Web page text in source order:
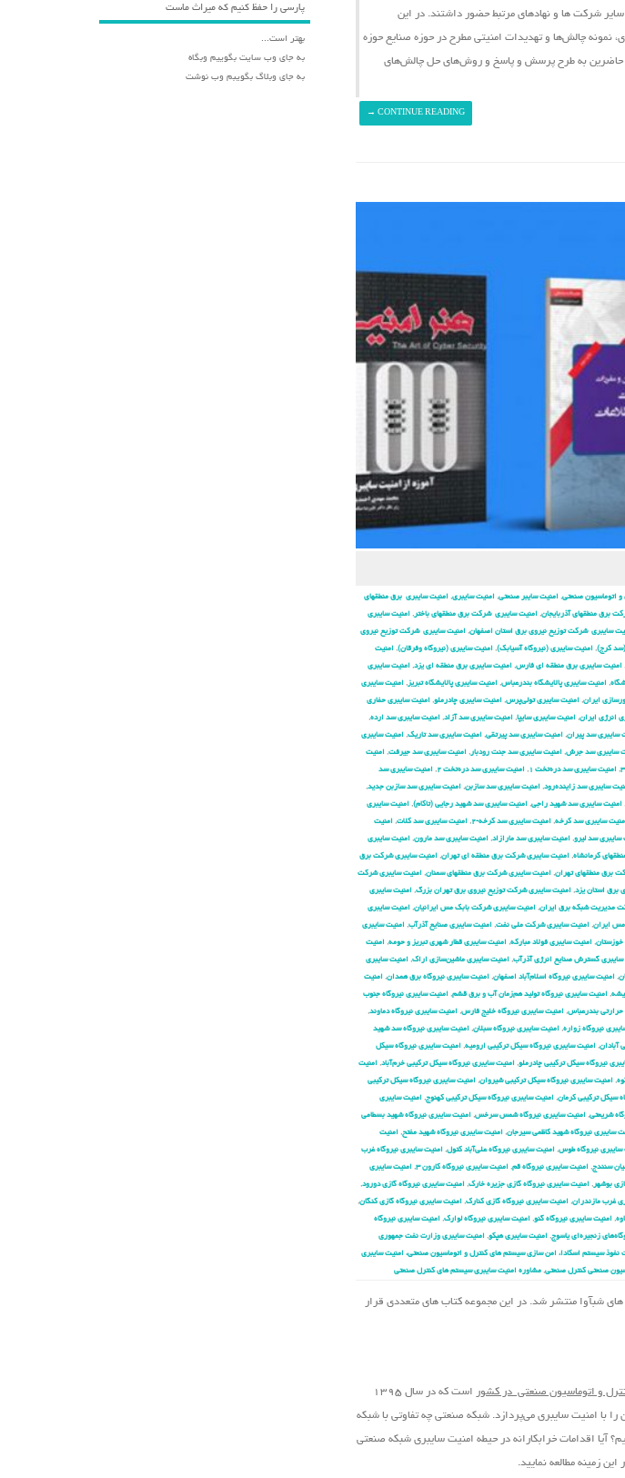
شرکت ها و نهادهای مرتبط حضور داشتند. در این
نمونه چالش‌ها و تهدیدات امنیتی مطرح در حوزه صنایع حوزه
حاضرین به طرح پرسش و پاسخ و روش‌های حل چالش‌های
CONTINUE READING
→
اتوماسیون صنعتی, امنیت سایبر صنعتی, امنیت سایبری, امنیت سایبری برق منطقهای
برق منطقهای آذربایجان, امنیت سایبری شركت برق منطقهای باختر , امنیت سایبری
سایبری شركت توزیع نیروی برق استان اصفهان, امنیت سایبری شركت توزیع نیروی
(سد کرج), امنیت سایبری (نیروگاه آسیابک), امنیت سایبری (نیروگاه وفرقان), امنیت
, امنیت سایبری برق منطقه ای فارس, امنیت سایبری برق منطقه ای یزد, امنیت سایبری
, امنیت سایبری پالایشگاه بندرعباس, امنیت سایبری پالایشگاه تبریز , امنیت سایبری
ایران, امنیت سایبری تولی‌پرس, امنیت سایبری چادرملو, امنیت سایبری حفاری
انرژی ایران, امنیت سایبری سایپا, امنیت سایبری سد آزاد, امنیت سایبری سد ارده,
سایبری سد پیران, امنیت سایبری سد پیرتقی, امنیت سایبری سد تاریک, امنیت سایبری
سایبری سد جرش, امنیت سایبری سد جنت رودبار , امنیت سایبری سد جیرفت, امنیت
, امنیت سایبری سد دره‌تخت ۱ , امنیت سایبری سد دره‌تخت ۲ , امنیت سایبری سد
سایبری سد زاینده‌رود, امنیت سایبری سد سازبن, امنیت سایبری سد سازبن جدید,
, امنیت سایبری سد شهید راجی, امنیت سایبری سد شهید رجایی (تاکام), امنیت سایبری
سایبری سد کرخه, امنیت سایبری سد کرخه-۲ , امنیت سایبری سد کلات, امنیت
سایبری سد لیرو, امنیت سایبری سد مارازاد, امنیت سایبری سد مارون, امنیت سایبری
كرمانشاه, امنیت سایبری شركت برق منطقه ای تهران, امنیت سایبری شركت برق
برق منطقهای تهران, امنیت سایبری شركت برق منطقهای سمنان, امنیت سایبری شركت
برق استان یزد, امنیت سایبری شركت توزیع نیروی برق تهران بزرگ, امنیت سایبری
مدیریت شبكه برق ایران, امنیت سایبری شرکت بابک مس ایرانیان, امنیت سایبری
ایران, امنیت سایبری شرکت ملی نفت, امنیت سایبری صنایع آذرآب, امنیت سایبری
خوزستان, امنیت سایبری فولاد مبارکه, امنیت سایبری قطار شهری تبریز و حومه, امنیت
سایبری گسترش صنایع انرژی آذرآب, امنیت سایبری ماشین‌سازی اراک, امنیت سایبری
, امنیت سایبری نیروگاه اسلام‌آباد اصفهان, امنیت سایبری نیروگاه برق همدان, امنیت
, امنیت سایبری نیروگاه تولید هم‌زمان آب و برق قشم, امنیت سایبری نیروگاه جنوب
حرارتی بندرعباس, امنیت سایبری نیروگاه خلیج فارس, امنیت سایبری نیروگاه دماوند,
نیروگاه زواره, امنیت سایبری نیروگاه سبلان, امنیت سایبری نیروگاه سد شهید
آبادان, امنیت سایبری نیروگاه سیکل ترکیبی ارومیه, امنیت سایبری نیروگاه سیکل
نیروگاه سیکل ترکیبی چادرملو, امنیت سایبری نیروگاه سیکل ترکیبی خرم‌آباد, امنیت
, امنیت سایبری نیروگاه سیکل ترکیبی شیروان, امنیت سایبری نیروگاه سیکل ترکیبی
سیکل ترکیبی کرمان, امنیت سایبری نیروگاه سیکل ترکیبی کهنوج, امنیت سایبری
شریعتی, امنیت سایبری نیروگاه شمس سرخس, امنیت سایبری نیروگاه شهید بسطامی
سایبری نیروگاه شهید کاظمی سیرجان, امنیت سایبری نیروگاه شهید مفتح, امنیت
سایبری نیروگاه طوس, امنیت سایبری نیروگاه علی‌آباد کتول, امنیت سایبری نیروگاه غرب
سنندج, امنیت سایبری نیروگاه قم, امنیت سایبری نیروگاه کارون ۳ , امنیت سایبری
بوشهر , امنیت سایبری نیروگاه گازی جزیره خارک, امنیت سایبری نیروگاه گازی دورود,
غرب مازندران, امنیت سایبری نیروگاه گازی کنارک, امنیت سایبری نیروگاه گازی کنگان,
, امنیت سایبری نیروگاه گنو, امنیت سایبری نیروگاه لوارک, امنیت سایبری نیروگاه
زنجیره‌ای یاسوج, امنیت سایبری هپکو, امنیت سایبری وزارت نفت جمهوری
سیستم اسکادا، امن سازی سیستم های کنترل و اتوماسیون صنعتی، امنیت سایبری
صنعتی کنترل صنعتی, مشاوره امنیت سایبری سیستم های کنترل صنعتی
کتاب های شبآوا منتشر شد. در این مجموعه کتاب های متعددی قرار
و اتوماسیون صنعتی در کشور
است که در سال ۱۳۹۵
با امنیت سایبری می‌پردازد. شبکه صنعتی چه تفاوتی با شبکه
آیا اقدامات خرابکارانه در حیطه امنیت سایبری شبکه صنعتی
زمینه مطالعه نمایید.
پارسی را حفظ کنیم که میراث ماست
بهتر است...
به جای وب سایت بگوییم وبگاه
به جای وبلاگ بگویبم وب نوشت